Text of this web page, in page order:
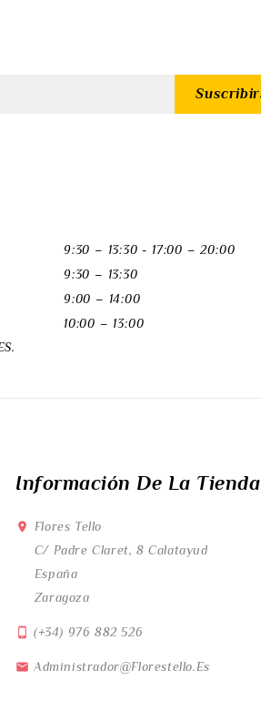
9:30 – 13:30 - 17:00 – 20:00
9:30 – 13:30
9:00 – 14:00
10:00 – 13:00
Información De La Tienda

Flores Tello
C/ Padre Claret, 8 Calatayud
España
Zaragoza
 (+34) 976 882 526
 Administrador@florestello.es